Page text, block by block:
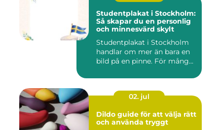
Studentplakat i Stockholm:
Så skapar du en personlig
och minnesvärd skylt
Studentplakat i Stockholm
handlar om mer än bara en
bild på en pinne. För mång...
02. jul
Dildo guide för att välja rätt
och använda tryggt